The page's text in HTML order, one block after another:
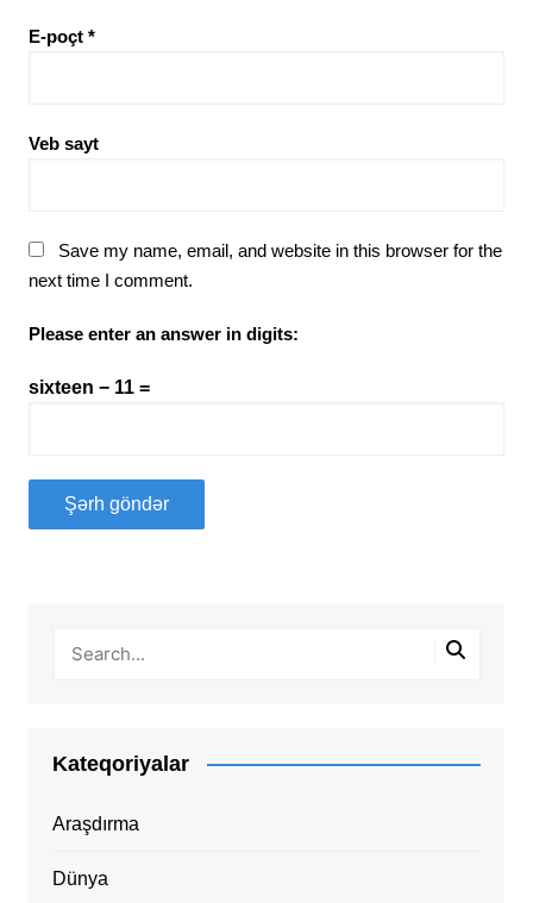
E-poçt *
Veb sayt
Save my name, email, and website in this browser for the
next time I comment.
Please enter an answer in digits:
sixteen − 11 =
Kateqoriyalar
Araşdırma
Dünya